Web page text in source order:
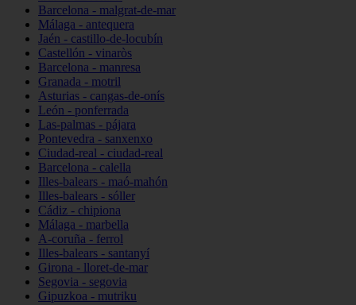
Barcelona - malgrat-de-mar
Málaga - antequera
Jaén - castillo-de-locubín
Castellón - vinaròs
Barcelona - manresa
Granada - motril
Asturias - cangas-de-onís
León - ponferrada
Las-palmas - pájara
Pontevedra - sanxenxo
Ciudad-real - ciudad-real
Barcelona - calella
Illes-balears - maó-mahón
Illes-balears - sóller
Cádiz - chipiona
Málaga - marbella
A-coruña - ferrol
Illes-balears - santanyí
Girona - lloret-de-mar
Segovia - segovia
Gipuzkoa - mutriku